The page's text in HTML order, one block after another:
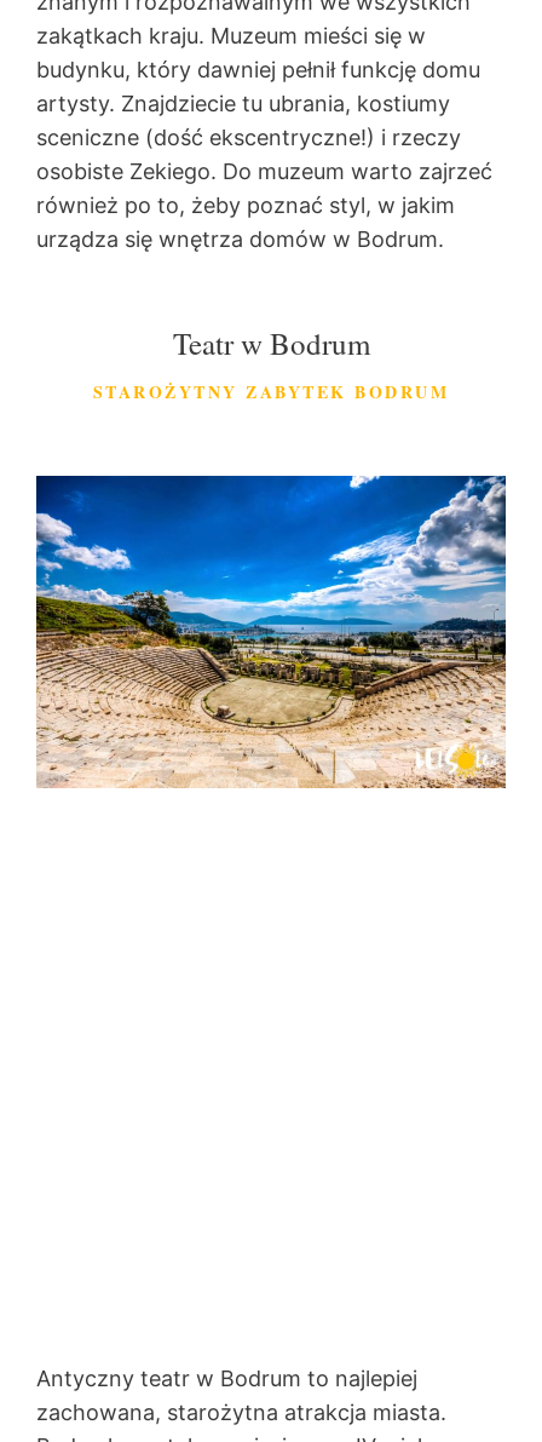
zakątkach kraju. Muzeum mieści się w
budynku, który dawniej pełnił funkcję domu
artysty. Znajdziecie tu ubrania, kostiumy
sceniczne (dość ekscentryczne!) i rzeczy
osobiste Zekiego. Do muzeum warto zajrzeć
również po to, żeby poznać styl, w jakim
urządza się wnętrza domów w Bodrum.
Teatr w Bodrum
STAROŻYTNY ZABYTEK BODRUM
Antyczny teatr w Bodrum to najlepiej
zachowana, starożytna atrakcja miasta.